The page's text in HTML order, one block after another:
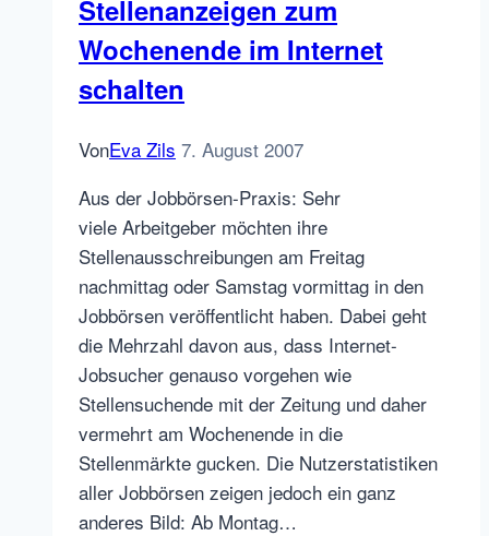
Stellenanzeigen zum
Wochenende im Internet
schalten
VonEva Zils 7. August 2007
Aus der Jobbörsen-Praxis: Sehr
viele Arbeitgeber möchten ihre
Stellenausschreibungen am Freitag
nachmittag oder Samstag vormittag in den
Jobbörsen veröffentlicht haben. Dabei geht
die Mehrzahl davon aus, dass Internet-
Jobsucher genauso vorgehen wie
Stellensuchende mit der Zeitung und daher
vermehrt am Wochenende in die
Stellenmärkte gucken. Die Nutzerstatistiken
aller Jobbörsen zeigen jedoch ein ganz
anderes Bild: Ab Montag…